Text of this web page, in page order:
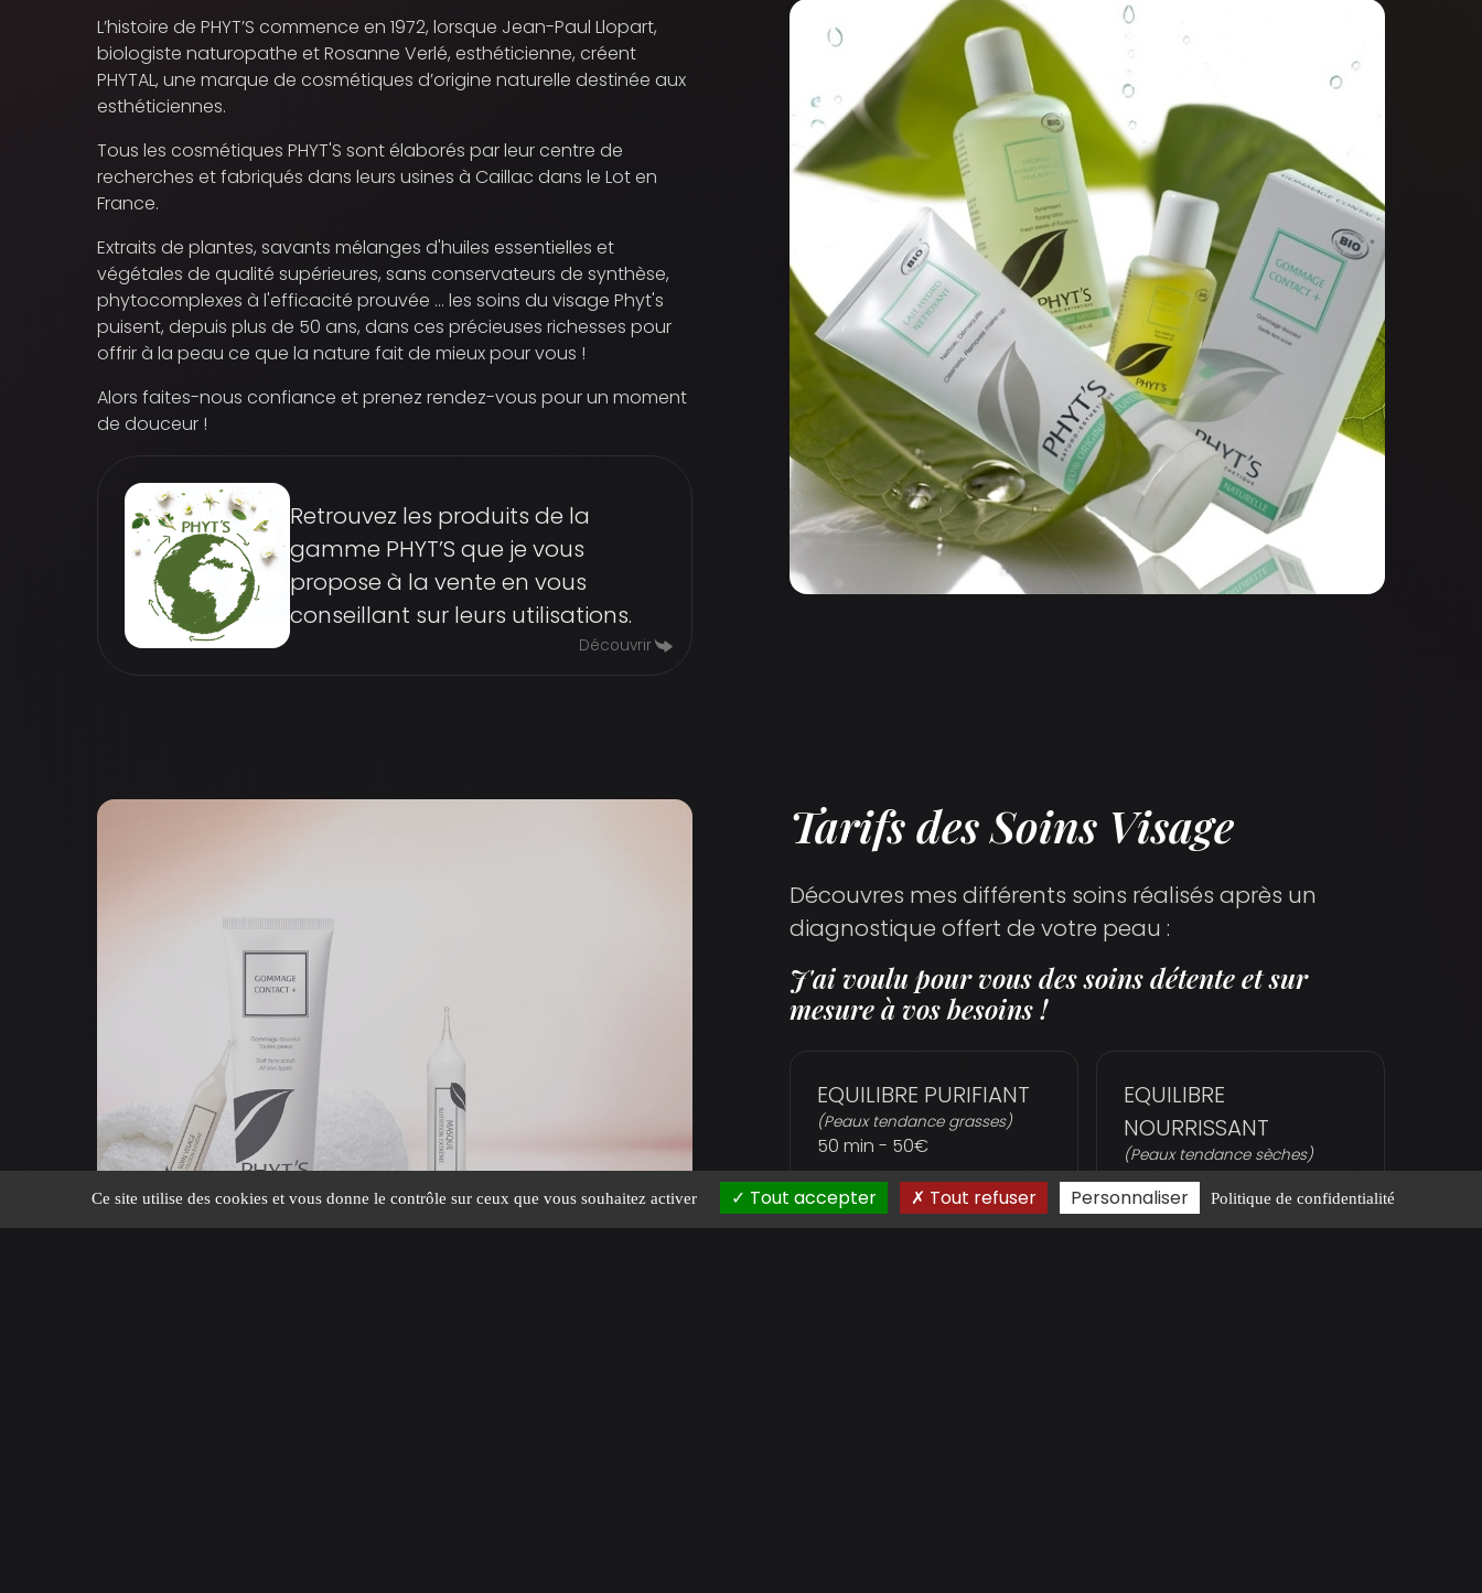
L’histoire de PHYT’S commence en 1972, lorsque Jean-Paul Llopart,
biologiste naturopathe et Rosanne Verlé, esthéticienne, créent
PHYTAL, une marque de cosmétiques d’origine naturelle destinée aux
esthéticiennes.
Tous les cosmétiques PHYT'S sont élaborés par leur centre de
recherches et fabriqués dans leurs usines à Caillac dans le Lot en
France.
Extraits de plantes, savants mélanges d'huiles essentielles et
végétales de qualité supérieures, sans conservateurs de synthèse,
phytocomplexes à l'efficacité prouvée ... les soins du visage Phyt's
puisent, depuis plus de 50 ans, dans ces précieuses richesses pour
offrir à la peau ce que la nature fait de mieux pour vous !
Alors faites-nous confiance et prenez rendez-vous pour un moment
de douceur !
Découvrir
Retrouvez les produits de la
gamme PHYT’S que je vous
propose à la vente en vous
conseillant sur leurs utilisations.
Tarifs des Soins Visage
Découvres mes différents soins réalisés après un
diagnostique offert de votre peau :
J'ai voulu pour vous des soins détente et sur
mesure à vos besoins !
EQUILIBRE PURIFIANT
(Peaux tendance grasses)
50 min - 50€
EQUILIBRE
NOURRISSANT
(Peaux tendance sèches)
50 min - 50€
Ce site utilise des cookies et vous donne le contrôle sur ceux que vous souhaitez activer Tout accepter Tout refuser Personnaliser Politique de confidentialité